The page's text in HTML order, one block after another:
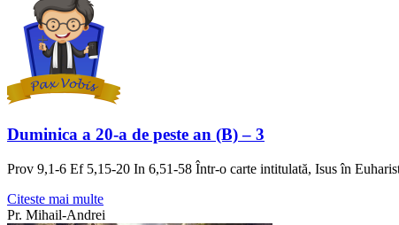
Duminica a 20-a de peste an (B) – 3
Prov 9,1-6 Ef 5,15-20 In 6,51-58 Într-o carte intitulată, Isus în
Citeste mai multe
Pr. Mihail-Andrei